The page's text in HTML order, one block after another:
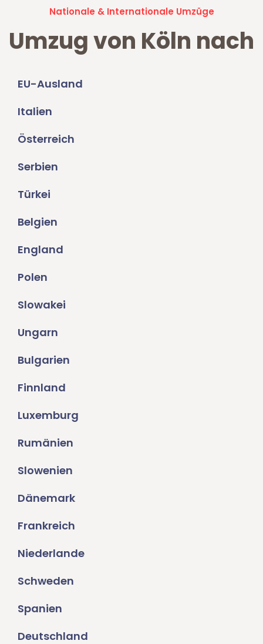
Nationale & Internationale Umzüge
Umzug von Köln nach
EU-Ausland
Italien
Österreich
Serbien
Türkei
Belgien
England
Polen
Slowakei
Ungarn
Bulgarien
Finnland
Luxemburg
Rumänien
Slowenien
Dänemark
Frankreich
Niederlande
Schweden
Spanien
Deutschland